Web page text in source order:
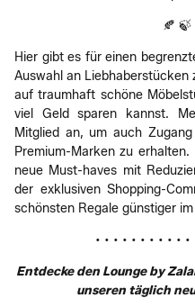
🍂 🍃
Hier gibt es für einen
Auswahl an
auf traumhaft schöne
viel Geld sparen kannst.
Mitglied an, um auch
Premium-Marken zu
neue Must-haves mit
der exklusiven Shopping-
schönsten Regale günstiger
• • • • • • • • • •
Entdecke den Lounge by
unseren täglich